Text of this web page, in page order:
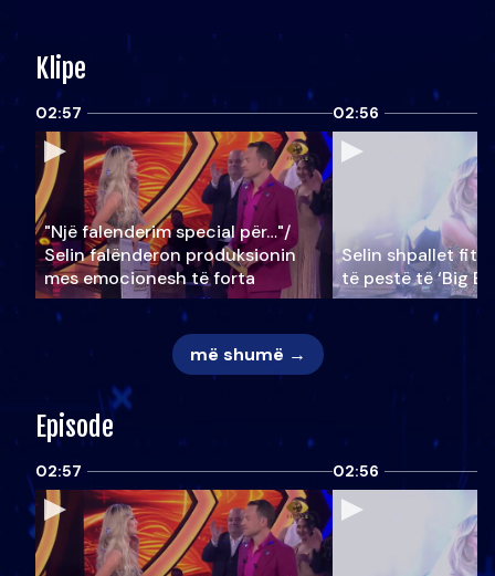
Klipe
02:57
"Një falenderim special për…"/
Selin falënderon produksionin
mes emocionesh të forta
02:56
Selin shpallet
të pestë të ‘Big
më shumë →
Episode
02:57 02:56